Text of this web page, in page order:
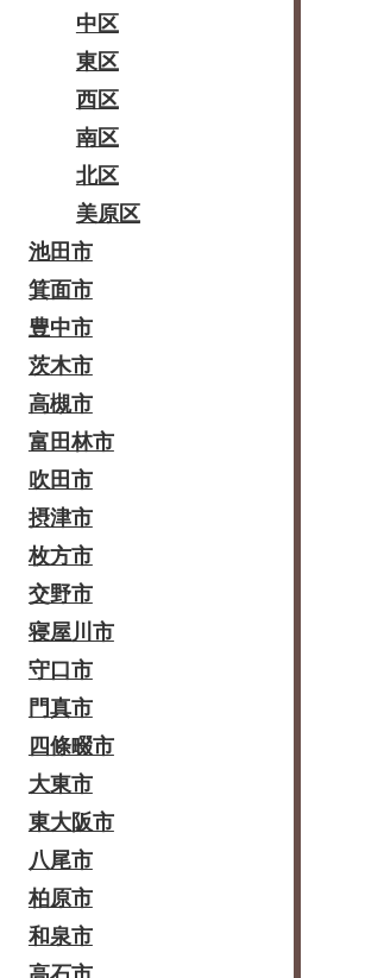
中区
東区
西区
南区
北区
美原区
池田市
箕面市
豊中市
茨木市
高槻市
富田林市
吹田市
摂津市
枚方市
交野市
寝屋川市
守口市
門真市
四條畷市
大東市
東大阪市
八尾市
柏原市
和泉市